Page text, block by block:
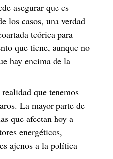
asegurar que es
los casos, una verdad
teórica para
que tiene, aunque no
hay encima de la
que tenemos
La mayor parte de
que afectan hoy a
energéticos,
ajenos a la política